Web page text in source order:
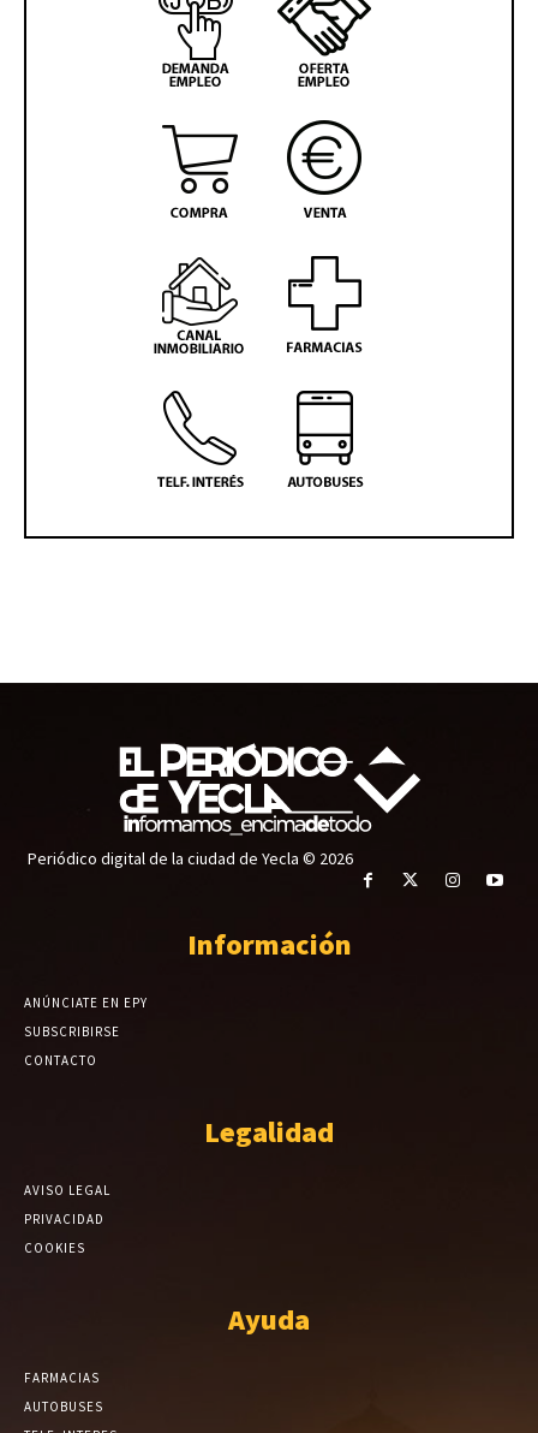
Periódico digital de la ciudad de Yecla © 2026
Información
ANÚNCIATE EN EPY
SUBSCRIBIRSE
CONTACTO
Legalidad
AVISO LEGAL
PRIVACIDAD
COOKIES
Ayuda
FARMACIAS
AUTOBUSES